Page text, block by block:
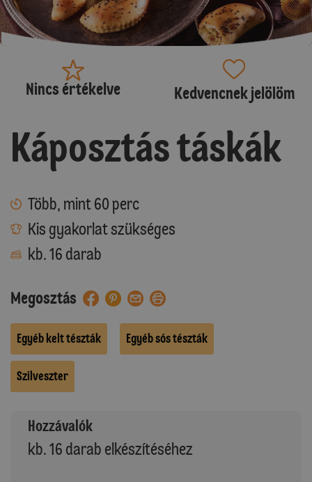
Nincs értékelve Kedvencnek jelölöm
Káposztás táskák
Több, mint 60 perc
Kis gyakorlat szükséges
kb. 16 darab
Megosztás
Egyéb kelt tészták Egyéb sós tészták
Szilveszter
Hozzávalók
kb. 16 darab elkészítéséhez